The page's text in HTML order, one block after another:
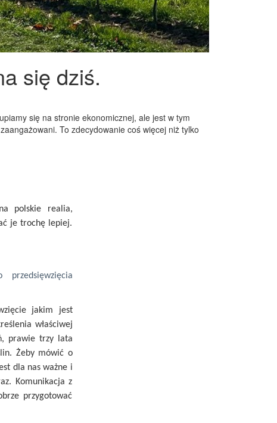
się dziś.
się na stronie ekonomicznej, ale jest w tym
To zdecydowanie coś więcej niż tylko
polskie realia,
je trochę lepiej.
jakim jest
właściwej
prawie trzy lata
Żeby mówić o
dla nas ważne i
Komunikacja z
przygotować